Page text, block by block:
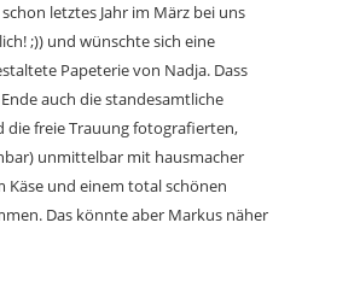
letztes Jahr im März bei uns
;)) und wünschte sich eine
Papeterie von Nadja. Dass
auch die standesamtliche
die freie Trauung fotografierten,
unmittelbar mit hausmacher
Käse und einem total schönen
Das könnte aber Markus näher